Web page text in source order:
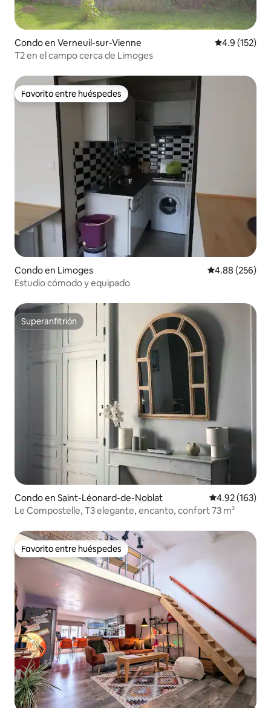
Condo en Verneuil-sur-Vienne Calificación
4.9 (152)
T2 en el campo cerca de Limoges
Favorito entre huéspedes
Favorito entre huéspedes
Condo en Limoges Calificación
4.88 (256)
Estudio cómodo y equipado
Superanfitrión
Superanfitrión
Condo en Saint-Léonard-de-Noblat Calificación
4.92 (163)
Le Compostelle, T3 elegante, encanto, confort 73 m²
Favorito entre huéspedes
Favorito entre huéspedes